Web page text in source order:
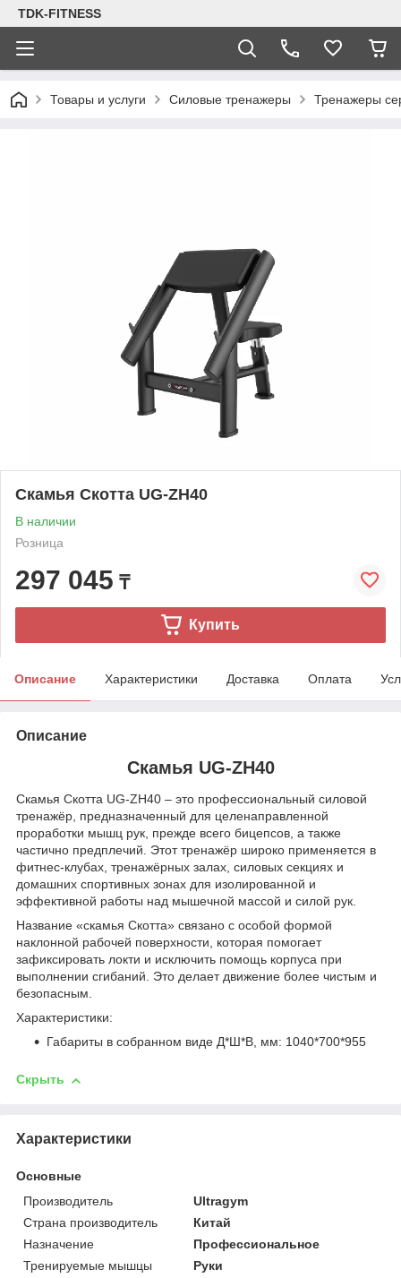
TDK-FITNESS
Товары и услуги Силовые тренажеры Тренажеры
Скамья Скотта UG-ZH40
В наличии
Розница
297 045 ₸
Купить
Описание Характеристики Доставка Оплата
Описание
Скамья UG-ZH40
Скамья Скотта UG‑ZH40 – это профессиональный силовой
тренажёр, предназначенный для целенаправленной
проработки мышц рук, прежде всего бицепсов, а также
частично предплечий. Этот тренажёр широко применяется в
фитнес‑клубах, тренажёрных залах, силовых секциях и
домашних спортивных зонах для изолированной и
эффективной работы над мышечной массой и силой рук.
Название «скамья Скотта» связано с особой формой
наклонной рабочей поверхности, которая помогает
зафиксировать локти и исключить помощь корпуса при
выполнении сгибаний. Это делает движение более чистым и
безопасным.
Характеристики:
Габариты в собранном виде Д*Ш*В, мм: 1040*700*955
Скрыть
Характеристики
Основные
Производитель
Ultragym
Страна производитель
Китай
Назначение
Профессиональное
Тренируемые мышцы
Руки